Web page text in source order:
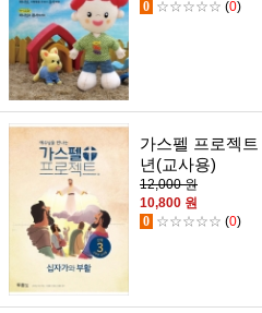
0 ☆☆☆☆☆ (0)
가스펠 프로젝
년(교사용)
12,000 원
10,800 원
0 ☆☆☆☆☆ (0)